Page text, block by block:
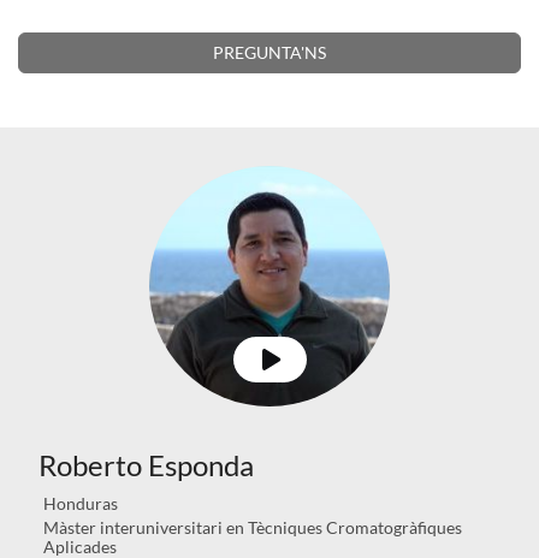
ExperiènciesPREGUNTA'NS
Roberto Esponda
Honduras
Màster interuniversitari en Tècniques Cromatogràfiques
Aplicades